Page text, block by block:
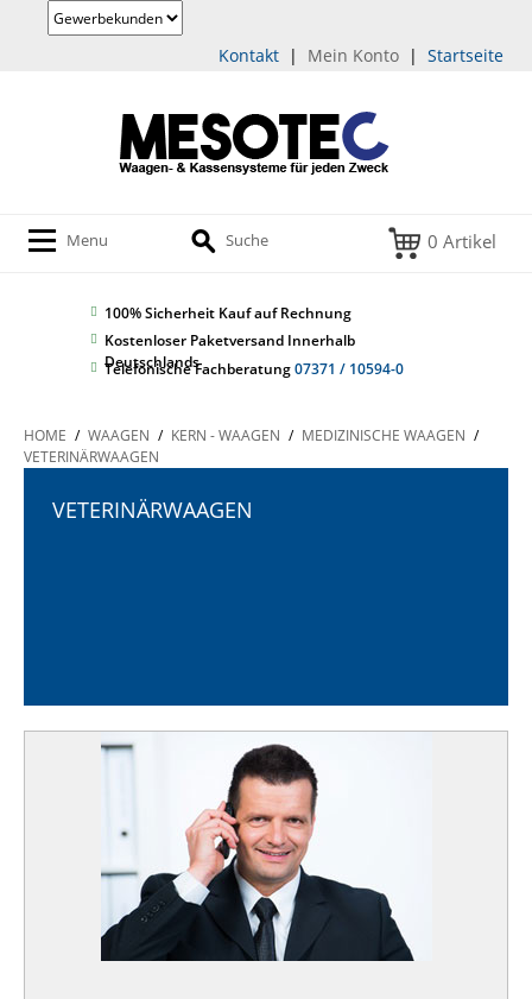
Startseite
|
Mein Konto
|
Kontakt
Menu Suche 0 Artikel
100% Sicherheit Kauf auf Rechnung
Kostenloser Paketversand Innerhalb
Deutschlands
Telefonische Fachberatung07371 / 10594-0
HOME / WAAGEN / KERN - WAAGEN / MEDIZINISCHE WAAGEN /
VETERINÄRWAAGEN
VETERINÄRWAAGEN